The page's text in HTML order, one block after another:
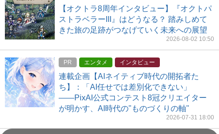
【オクトラ8周年インタビュー】『オクトパ
ストラベラーIII』はどうなる？ 踏みしめて
きた旅の足跡がつなげていく未来への展望
2026-08-02 10:50
PR エンタメ インタビュー
連載企画【AIネイティブ時代の開拓者た
ち】：「AI任せでは差別化できない」
――PixAI公式コンテスト8冠クリエイター
が明かす、AI時代の"ものづくりの軸"
2026-07-31 18:00